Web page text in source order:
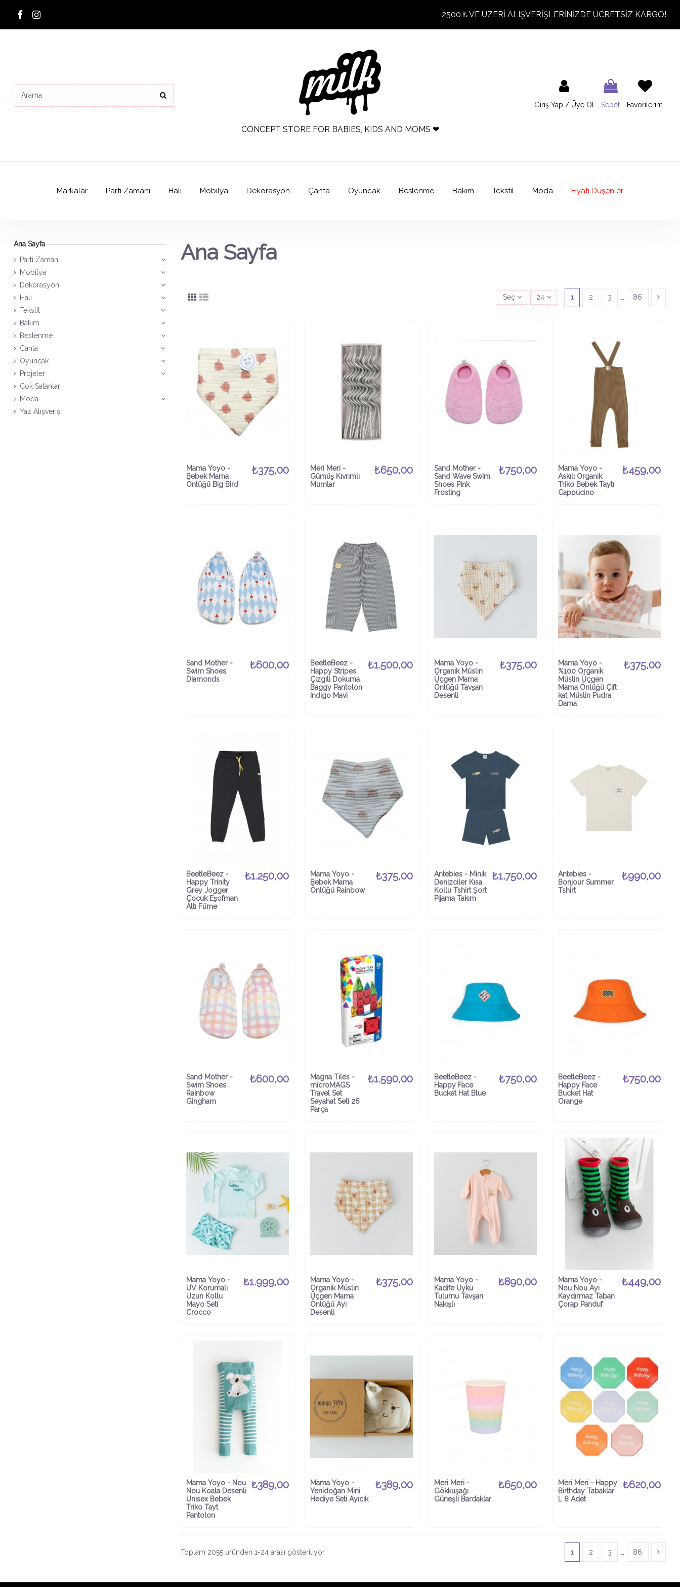
2500 ₺ VE ÜZERİ ALIŞVERİŞLERİNİZDE ÜCRETSİZ KARGO!
CONCEPT STORE FOR BABIES, KIDS AND MOMS ❤
Giriş Yap / Üye Ol Sepet Favorilerim
Markalar Parti Zamanı Halı Mobilya Dekorasyon Çanta Oyuncak Beslenme Bakım Tekstil Moda Fiyatı Düşenler
Ana Sayfa
Seç 24 1 2 3 … 86
Mama Yoyo -
Bebek Mama
Önlüğü Big Bird
₺375,00
Meri Meri -
Gümüş Kıvrımlı
Mumlar
₺650,00
Sand Mother -
Sand Wave Swim
Shoes Pink
Frosting
₺750,00
Mama Yoyo -
Askılı Organik
Triko Bebek Taytı
Cappucino
₺459,00
Sand Mother -
Swim Shoes
Diamonds
₺600,00
BeetleBeez -
Happy Stripes
Çizgili Dokuma
Baggy Pantolon
Indigo Mavi
₺1.500,00
Mama Yoyo -
Organik Müslin
Üçgen Mama
Önlüğü Tavşan
Desenli
₺375,00
Mama Yoyo -
%100 Organik
Müslin Üçgen
Mama Önlüğü Çift
kat Müslin Pudra
Dama
₺375,00
BeetleBeez -
Happy Trinity
Grey Jogger
Çocuk Eşofman
Altı Füme
₺1.250,00
Mama Yoyo -
Bebek Mama
Önlüğü Rainbow
₺375,00
Antebies - Minik
Denizciler Kısa
Kollu Tshirt Şort
Pijama Takım
₺1.750,00
Antebies -
Bonjour Summer
Tshirt
₺990,00
Sand Mother -
Swim Shoes
Rainbow
Gingham
₺600,00
Magna Tiles -
microMAGS
Travel Set
Seyahat Seti 26
Parça
₺1.590,00
BeetleBeez -
Happy Face
Bucket Hat Blue
₺750,00
BeetleBeez -
Happy Face
Bucket Hat
Orange
₺750,00
Mama Yoyo -
UV Korumalı
Uzun Kollu
Mayo Seti
Crocco
₺1.999,00
Mama Yoyo -
Organik Müslin
Üçgen Mama
Önlüğü Ayı
Desenli
₺375,00
Mama Yoyo -
Kadife Uyku
Tulumu Tavşan
Nakışlı
₺890,00
Mama Yoyo -
Nou Nou Ayı
Kaydırmaz Taban
Çorap Panduf
₺449,00
Mama Yoyo - Nou
Nou Koala Desenli
Unisex Bebek
Triko Tayt
Pantolon
₺389,00
Mama Yoyo -
Yenidoğan Mini
Hediye Seti Ayıcık
₺389,00
Meri Meri -
Gökkuşağı
Güneşli Bardaklar
₺650,00
Meri Meri - Happy
Birthday Tabaklar
L 8 Adet
₺620,00
Toplam 2055 üründen 1-24 arası gösteriliyor 1 2 3 86
Ana Sayfa
Parti Zamanı
Mobilya
Dekorasyon
Halı
Tekstil
Bakım
Beslenme
Çanta
Oyuncak
Projeler
Çok Satanlar
Moda
Yaz Alışverişi